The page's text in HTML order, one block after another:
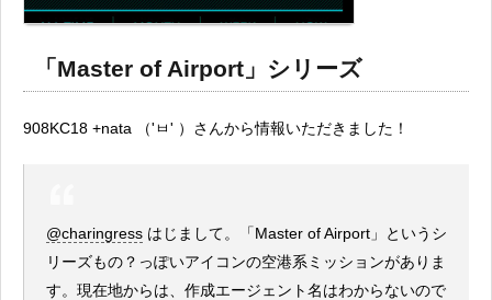
「Master of Airport」シリーズ
908KC18 +nata （'ㅂ' ）さんから情報いただきました！
@charingress はじまして。「Master of Airport」というシ
リーズもの？っぽいアイコンの空港系ミッションがありま
す。現在地からは、作成エージェント名はわからないので